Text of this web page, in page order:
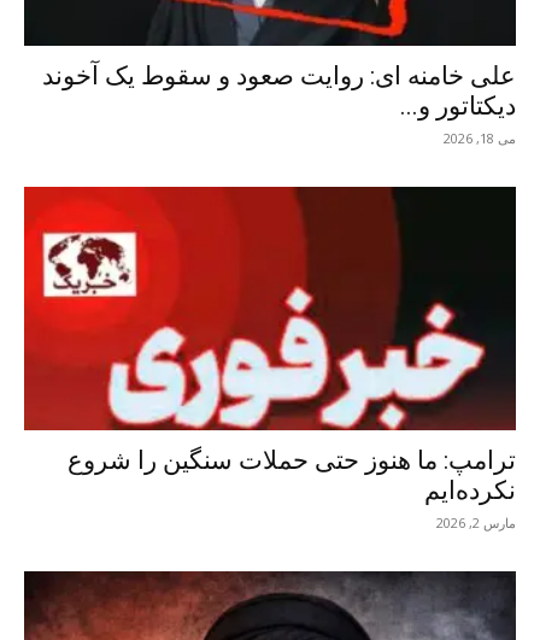
علی خامنه ای: روایت صعود و سقوط یک آخوند
دیکتاتور و...
می 18, 2026
ترامپ: ما هنوز حتی حملات سنگین را شروع
نکرده‌ایم
مارس 2, 2026